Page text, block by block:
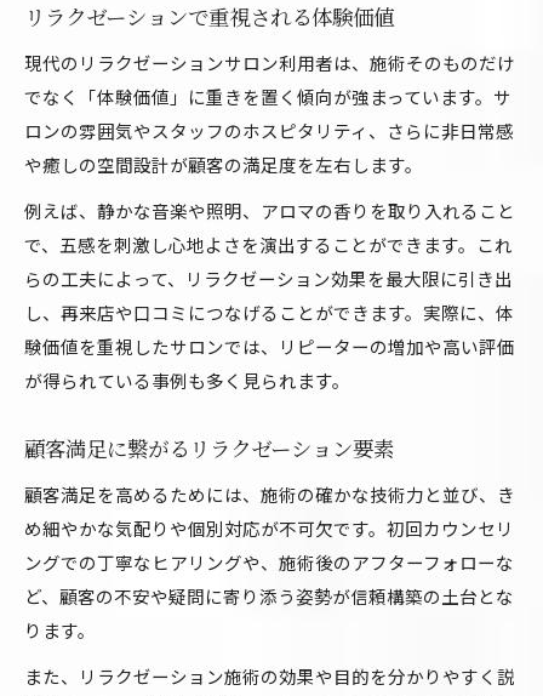
リラクゼーションで重視される体験価値
現代のリラクゼーションサロン利用者は、施術そのものだけ
でなく「体験価値」に重きを置く傾向が強まっています。サ
ロンの雰囲気やスタッフのホスピタリティ、さらに非日常感
や癒しの空間設計が顧客の満足度を左右します。
例えば、静かな音楽や照明、アロマの香りを取り入れること
で、五感を刺激し心地よさを演出することができます。これ
らの工夫によって、リラクゼーション効果を最大限に引き出
し、再来店や口コミにつなげることができます。実際に、体
験価値を重視したサロンでは、リピーターの増加や高い評価
が得られている事例も多く見られます。
顧客満足に繋がるリラクゼーション要素
顧客満足を高めるためには、施術の確かな技術力と並び、き
め細やかな気配りや個別対応が不可欠です。初回カウンセリ
ングでの丁寧なヒアリングや、施術後のアフターフォローな
ど、顧客の不安や疑問に寄り添う姿勢が信頼構築の土台とな
ります。
また、リラクゼーション施術の効果や目的を分かりやすく説